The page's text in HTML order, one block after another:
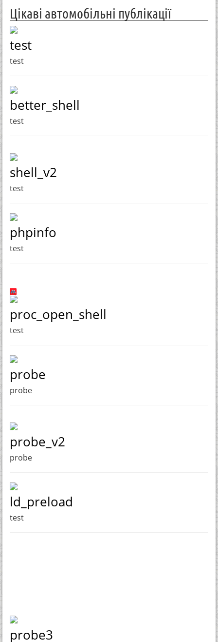
Цікаві автомобільні публікації
test
test
better_shell
test
shell_v2
test
phpinfo
test
proc_open_shell
test
probe
probe
probe_v2
probe
ld_preload
test
probe3